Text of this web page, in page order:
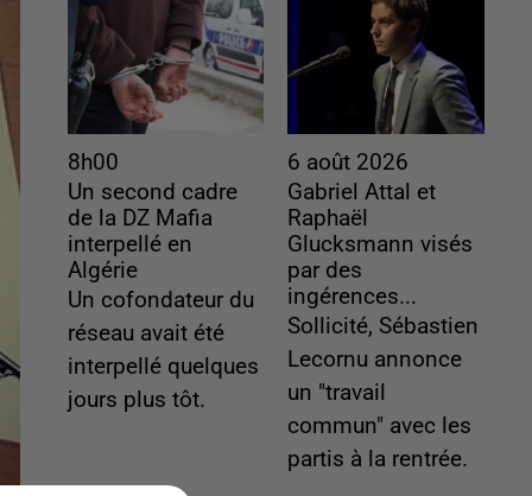
8h00
Un second cadre
de la DZ Mafia
interpellé en
Algérie
Un cofondateur du
réseau avait été
interpellé quelques
jours plus tôt.
6 août 2026
Gabriel Attal et
Raphaël
Glucksmann visés
par des
ingérences...
Sollicité, Sébastien
Lecornu annonce
un "travail
commun" avec les
partis à la rentrée.